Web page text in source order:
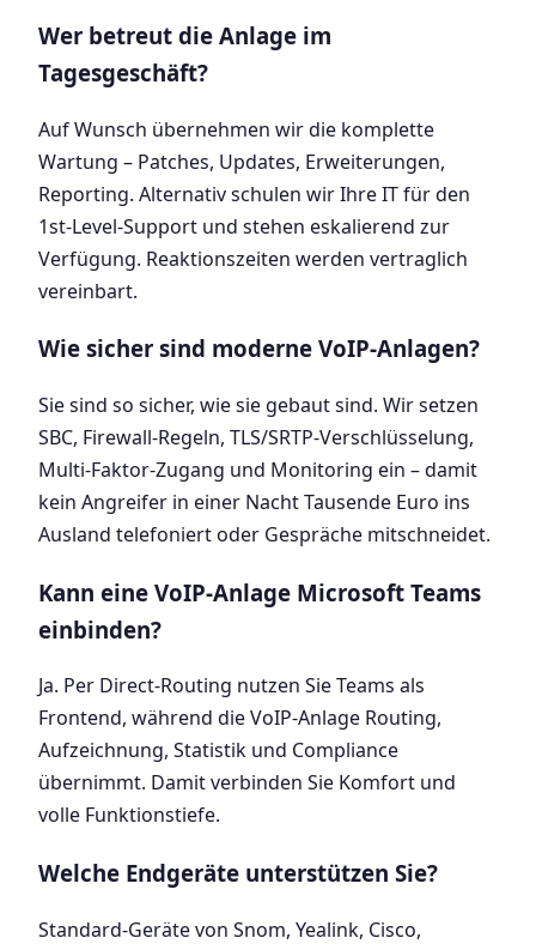
Wer betreut die Anlage im
Tagesgeschäft?
Auf Wunsch übernehmen wir die komplette
Wartung – Patches, Updates, Erweiterungen,
Reporting. Alternativ schulen wir Ihre IT für den
1st-Level-Support und stehen eskalierend zur
Verfügung. Reaktionszeiten werden vertraglich
vereinbart.
Wie sicher sind moderne VoIP-Anlagen?
Sie sind so sicher, wie sie gebaut sind. Wir setzen
SBC, Firewall-Regeln, TLS/SRTP-Verschlüsselung,
Multi-Faktor-Zugang und Monitoring ein – damit
kein Angreifer in einer Nacht Tausende Euro ins
Ausland telefoniert oder Gespräche mitschneidet.
Kann eine VoIP-Anlage Microsoft Teams
einbinden?
Ja. Per Direct-Routing nutzen Sie Teams als
Frontend, während die VoIP-Anlage Routing,
Aufzeichnung, Statistik und Compliance
übernimmt. Damit verbinden Sie Komfort und
volle Funktionstiefe.
Welche Endgeräte unterstützen Sie?
Standard-Geräte von Snom, Yealink, Cisco,